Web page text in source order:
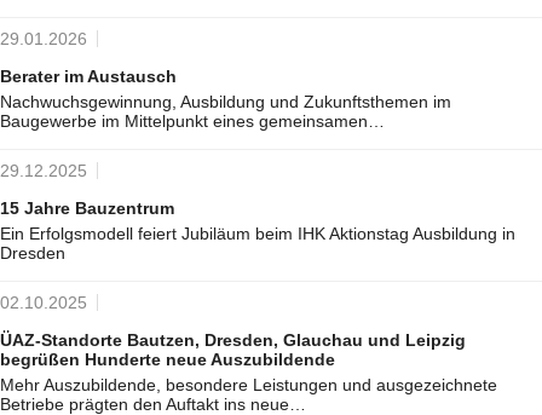
29.01.2026
Berater im Austausch
Nachwuchsgewinnung, Ausbildung und Zukunftsthemen im
Baugewerbe im Mittelpunkt eines gemeinsamen…
29.12.2025
15 Jahre Bauzentrum
Ein Erfolgsmodell feiert Jubiläum beim IHK Aktionstag Ausbildung in
Dresden
02.10.2025
ÜAZ-Standorte Bautzen, Dresden, Glauchau und Leipzig
begrüßen Hunderte neue Auszubildende
Mehr Auszubildende, besondere Leistungen und ausgezeichnete
Betriebe prägten den Auftakt ins neue…